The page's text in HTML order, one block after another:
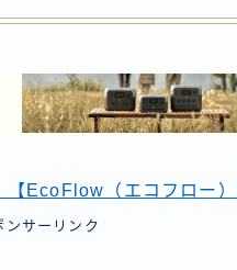
EcoFlow（エコフロー
ンサーリンク